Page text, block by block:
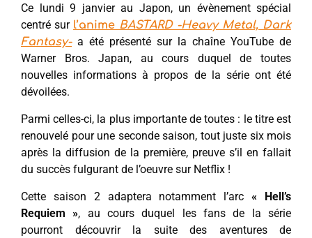
Ce lundi 9 janvier au Japon, un évènement spécial
centré sur l’anime BASTARD -Heavy Metal, Dark
Fantasy-a été présenté sur la chaîne YouTube de
Warner Bros. Japan, au cours duquel de toutes
nouvelles informations à propos de la série ont été
dévoilées.
Parmi celles-ci, la plus importante de toutes : le titre est
renouvelé pour une seconde saison, tout juste six mois
après la diffusion de la première, preuve s’il en fallait
du succès fulgurant de l’oeuvre sur Netflix !
Cette saison 2 adaptera notamment l’arc« Hell’s
Requiem », au cours duquel les fans de la série
pourront découvrir la suite des aventures de